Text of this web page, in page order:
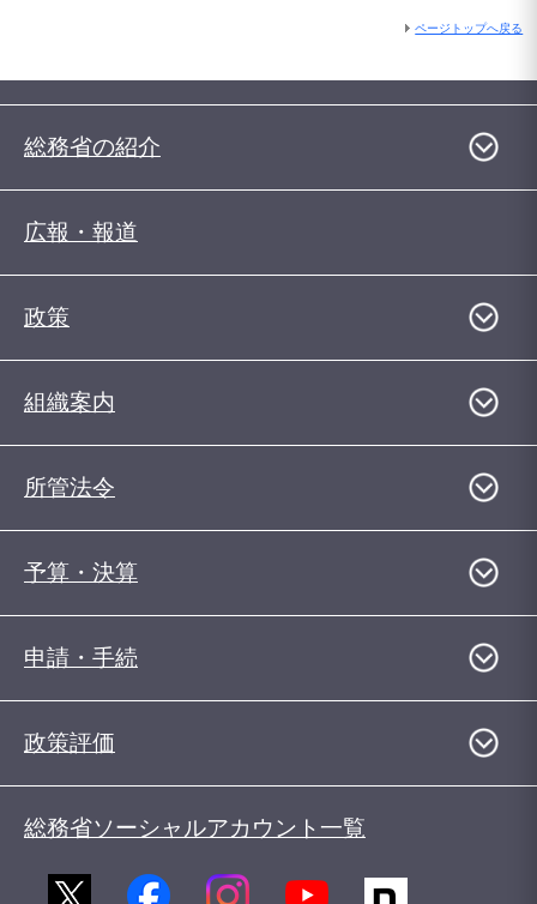
ページトップへ戻る
総務省の紹介
広報・報道
政策
組織案内
所管法令
予算・決算
申請・手続
政策評価
総務省ソーシャルアカウント一覧